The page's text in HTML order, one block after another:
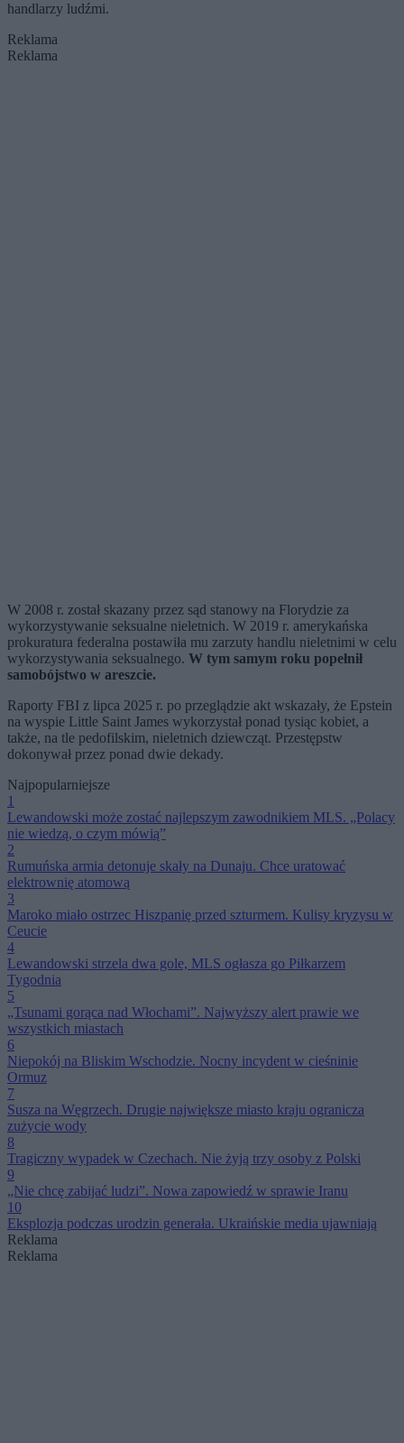
handlarzy ludźmi.
Reklama
Reklama
W 2008 r. został skazany przez sąd stanowy na Florydzie za
wykorzystywanie seksualne nieletnich. W 2019 r. amerykańska
prokuratura federalna postawiła mu zarzuty handlu nieletnimi w celu
wykorzystywania seksualnego. W tym samym roku popełnił
samobójstwo w areszcie.
Raporty FBI z lipca 2025 r. po przeglądzie akt wskazały, że Epstein
na wyspie Little Saint James wykorzystał ponad tysiąc kobiet, a
także, na tle pedofilskim, nieletnich dziewcząt. Przestępstw
dokonywał przez ponad dwie dekady.
Najpopularniejsze
1
Lewandowski może zostać najlepszym zawodnikiem MLS. „Polacy
nie wiedzą, o czym mówią”
2
Rumuńska armia detonuje skały na Dunaju. Chce uratować
elektrownię atomową
3
Maroko miało ostrzec Hiszpanię przed szturmem. Kulisy kryzysu w
Ceucie
4
Lewandowski strzela dwa gole, MLS ogłasza go Piłkarzem
Tygodnia
5
„Tsunami gorąca nad Włochami”. Najwyższy alert prawie we
wszystkich miastach
6
Niepokój na Bliskim Wschodzie. Nocny incydent w cieśninie
Ormuz
7
Susza na Węgrzech. Drugie największe miasto kraju ogranicza
zużycie wody
8
Tragiczny wypadek w Czechach. Nie żyją trzy osoby z Polski
9
„Nie chcę zabijać ludzi”. Nowa zapowiedź w sprawie Iranu
10
Eksplozja podczas urodzin generała. Ukraińskie media ujawniają
Reklama
Reklama